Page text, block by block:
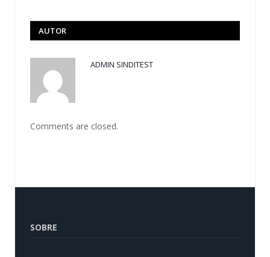
AUTOR
ADMIN SINDITEST
Comments are closed.
SOBRE